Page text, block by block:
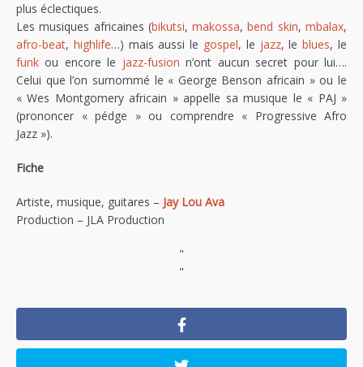
plus éclectiques.
Les musiques africaines (bikutsi,makossa,bend skin,mbalax,
afro-beat, highlife…) mais aussi le gospel, le jazz, leblues, le
funk ou encore le jazz-fusion n’ont aucun secret pour lui….
Celui que l’on surnommé le « George Benson africain » ou le
« Wes Montgomery africain » appelle sa musique le « PAJ »
(prononcer « pédge » ou comprendre « Progressive Afro
Jazz »).
Fiche
Artiste, musique, guitares – Jay Lou Ava
Production – JLA Production
"
"